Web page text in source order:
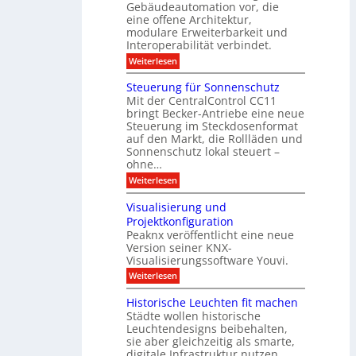
h
m
e
l
d
e
r
n
e
n
t
r
u
m
r
f
o
l
g
r
e
i
c
h
z
u
E
n
e
m
i
t
D
i
s
p
a
y
I
f
ü
r
G
e
b
u
d
e
:
D
a
t
e
n
a
n
a
l
y
s
e
d
i
r
e
k
t
i
n
Gebäudeautomation vor, die
eine offene Architektur,
modulare Erweiterbarkeit und
Interoperabilität verbindet.
Weiterlesen:
M
d
u
l
a
r
e
r
C
o
n
t
r
o
l
l
e
r
m
i
t
K
N
X
-
Steuerung für Sonnenschutz
Mit der CentralControl CC11
bringt Becker-Antriebe eine neue
Steuerung im Steckdosenformat
auf den Markt, die Rollläden und
Sonnenschutz lokal steuert –
ohne…
Weiterlesen:
S
e
u
e
r
u
n
g
f
ü
r
S
o
n
Visualisierung und
Projektkonfiguration
Peaknx veröffentlicht eine neue
Version seiner KNX-
Visualisierungssoftware Youvi.
Weiterlesen:
V
s
u
a
l
i
Historische Leuchten fit machen
Städte wollen historische
Leuchtendesigns beibehalten,
sie aber gleichzeitig als smarte,